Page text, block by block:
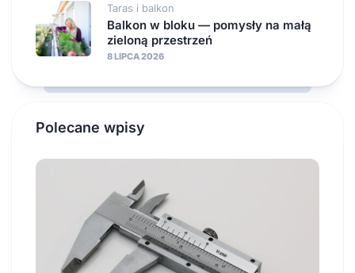
Taras i balkon
Balkon w bloku — pomysły na małą
zieloną przestrzeń
8 LIPCA 2026
Polecane wpisy